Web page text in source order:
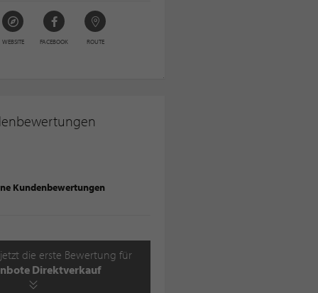
WEBSITE FACEBOOK ROUTE
Kundenbewertungen
die erste Bewertung für
Direktverkauf